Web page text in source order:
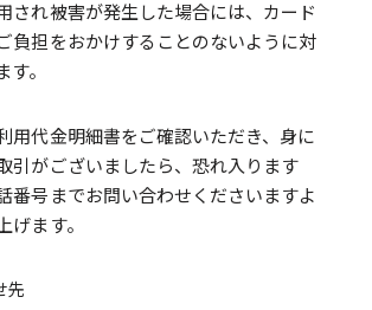
され被害が発生した場合には、カード
負担をおかけすることのないように対
。
用代金明細書をご確認いただき、身に
引がございましたら、恐れ入ります
番号までお問い合わせくださいますよ
げます。
先